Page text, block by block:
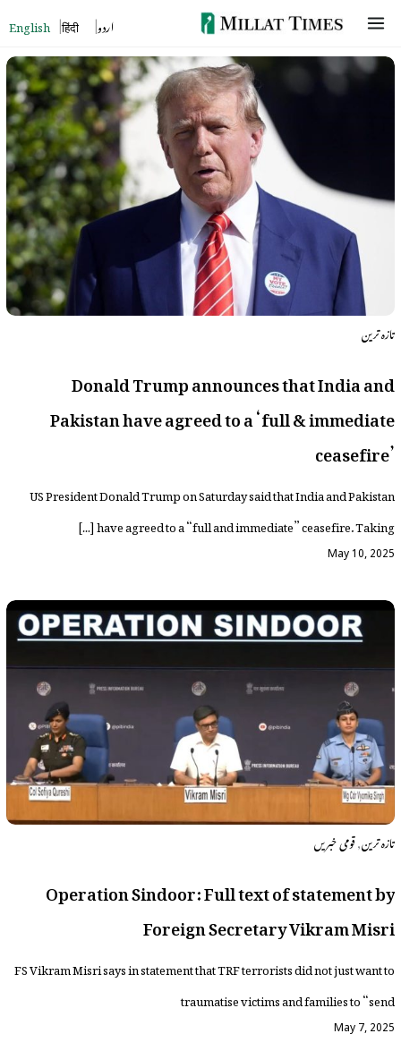
content
English हिंदी اردو
تازہ ترین
Donald Trump announces that India and
Pakistan have agreed to a ‘full & immediate
ceasefire’
US President Donald Trump on Saturday said that India and Pakistan
have agreed to a “full and immediate” ceasefire. Taking […]
May 10, 2025
تازہ ترین,قومی خبریں
Operation Sindoor: Full text of statement by
Foreign Secretary Vikram Misri
FS Vikram Misri says in statement that TRF terrorists did not just want to
traumatise victims and families to “send
May 7, 2025